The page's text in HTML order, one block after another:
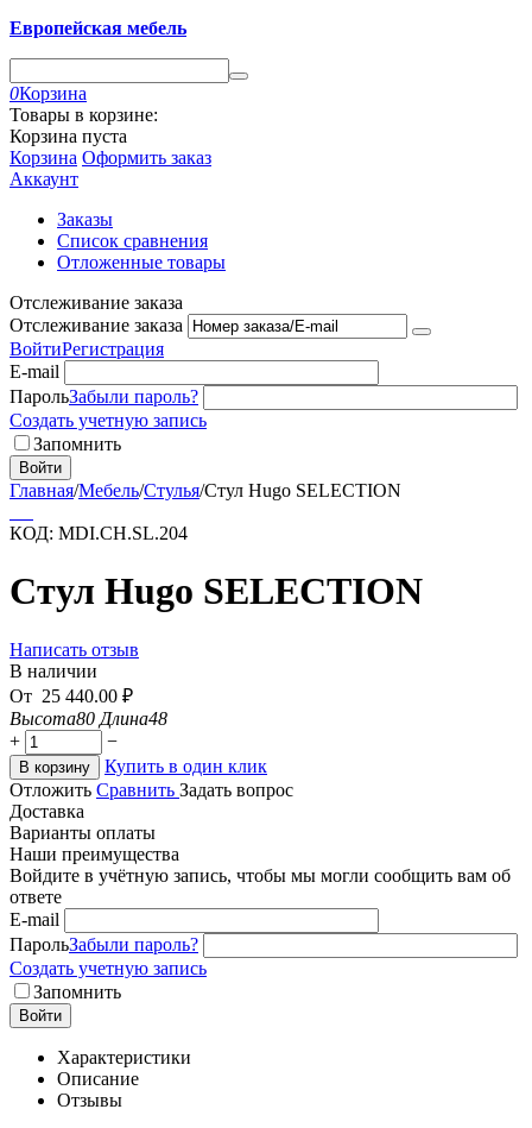
Европейская мебель
0Корзина
Товары в корзине:
Корзина пуста
Корзина Оформить заказ
Аккаунт
Заказы
Список сравнения
Отложенные товары
Отслеживание заказа
Отслеживание заказа
ВойтиРегистрация
E-mail
ПарольЗабыли пароль?
Создать учетную запись
Запомнить
Войти
Главная/Мебель/Стулья/Стул Hugo SELECTION
КОД: MDI.CH.SL.204
Стул Hugo SELECTION
Написать отзыв
В наличии
От 25 440.00 ₽
Высота80 Длина48
+
−
В корзину
Купить в один клик
Отложить Сравнить Задать вопрос
Доставка
Варианты оплаты
Наши преимущества
Войдите в учётную запись, чтобы мы могли сообщить вам об
ответе
E-mail
ПарольЗабыли пароль?
Создать учетную запись
Запомнить
Войти
Характеристики
Описание
Отзывы